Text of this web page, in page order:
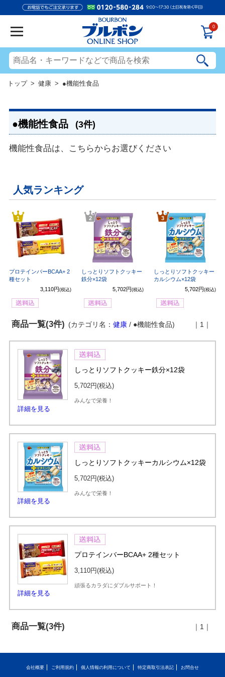
0
トップ> 健康 > ●機能性食品
●機能性食品 (3件)
機能性食品は、こちらからお選びください
人気ランキング
1
プロテインバーBCAA+ 2
種セット
3,110円 (税込)
2
しっとりソフトクッキー
鉄分×12袋
5,702円 (税込)
3
しっとりソフトクッキー
カルシウム×12袋
5,702円(税込)
商品一覧(3件) ｜1｜
(カテゴリ名： 健康/ ●機能性食品)
詳細を見る
しっとりソフトクッキー鉄分×12袋
5,702円(税込)
みんなで栄養！
詳細を見る
しっとりソフトクッキーカルシウム×12袋
5,702円(税込)
みんなで栄養！
詳細を見る
プロテインバーBCAA+ 2種セット
3,110円(税込)
頑張るカラダにダブルサポート！
商品一覧(3件) ｜1｜
会社概要 ご利用規約 個人情報の利用について 特定商取引法表記 お問合せ